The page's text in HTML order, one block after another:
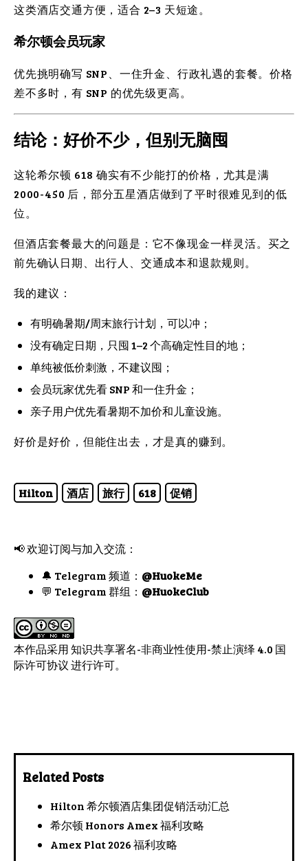
这类酒店交通方便，适合 2–3 天短途。
希尔顿会员玩家
优先挑明确写 SNP、一住升金、行政礼遇的套餐。价格
差不多时，有 SNP 的优先级更高。
结论：好价不少，但别无脑囤
这轮希尔顿 618 确实有不少能打的价格，尤其是满
2000-450 后，部分五星酒店做到了平时很难见到的低
位。
但酒店套餐最大的问题是：它不像现金一样灵活。买之
前先确认日期、出行人、交通成本和退款规则。
我的建议：
有明确暑期/周末旅行计划，可以冲；
没有确定日期，只囤 1–2 个高确定性目的地；
单纯被低价刺激，不建议囤；
会员玩家优先看 SNP 和一住升金；
亲子用户优先看暑期不加价和儿童设施。
好价是好价，但能住出去，才是真的赚到。
Hilton 酒店 旅行 618 促销
📢 欢迎订阅与加入交流：
🔔 Telegram 频道： @HuokeMe
💬 Telegram 群组： @HuokeClub
本作品采用知识共享署名-非商业性使用-禁止演绎 4.0 国
际许可协议进行许可。
Related Posts
Hilton 希尔顿酒店集团促销活动汇总
希尔顿 Honors Amex 福利攻略
Amex Plat 2026 福利攻略